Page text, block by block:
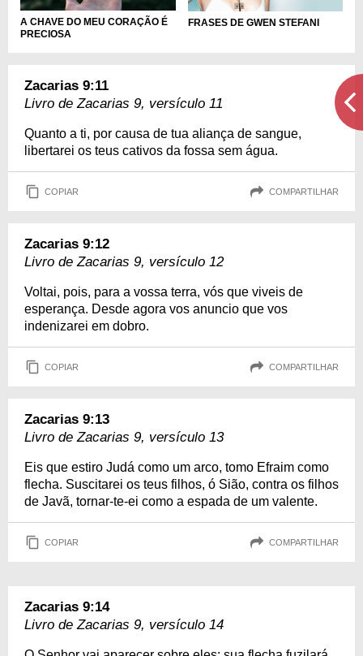
A CHAVE DO MEU CORAÇÃO É
PRECIOSA
FRASES DE GWEN STEFANI
Zacarias 9:11
Livro de Zacarias 9, versículo 11
Quanto a ti, por causa de tua aliança de sangue,
libertarei os teus cativos da fossa sem água.
COPIAR COMPARTILHAR
Zacarias 9:12
Livro de Zacarias 9, versículo 12
Voltai, pois, para a vossa terra, vós que viveis de
esperança. Desde agora vos anuncio que vos
indenizarei em dobro.
COPIAR COMPARTILHAR
Zacarias 9:13
Livro de Zacarias 9, versículo 13
Eis que estiro Judá como um arco, tomo Efraim como
flecha. Suscitarei os teus filhos, ó Sião, contra os filhos
de Javã, tornar-te-ei como a espada de um valente.
COPIAR COMPARTILHAR
Zacarias 9:14
Livro de Zacarias 9, versículo 14